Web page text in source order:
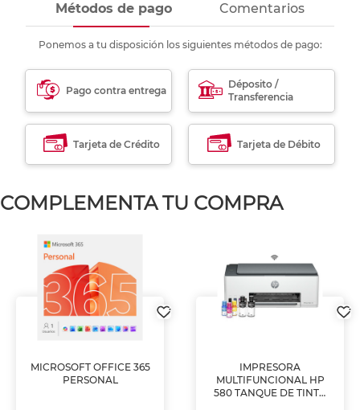
Métodos de pago Comentarios
Ponemos a tu disposición los siguientes métodos de pago:
Pago contra entrega
Déposito /
Transferencia
Tarjeta de Crédito Tarjeta de Débito
COMPLEMENTA TU COMPRA
MICROSOFT OFFICE 365
PERSONAL
IMPRESORA
MULTIFUNCIONAL HP
580 TANQUE DE TINTA